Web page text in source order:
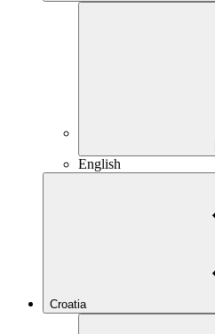
English
Croatia